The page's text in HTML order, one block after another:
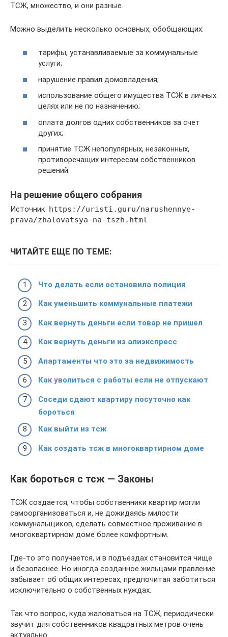
ТСЖ, множество, и они разные.
Можно выделить несколько основных, обобщающих:
тарифы, устанавливаемые за коммунальные
услуги;
нарушение правил домовладения;
использование общего имущества ТСЖ в личных
целях или не по назначению;
оплата долгов одних собственников за счет
других;
принятие ТСЖ непопулярных, незаконных,
противоречащих интересам собственников
решений.
На решение общего собрания
Источник: https://uristi.guru/narushennye-
prava/zhalovatsya-na-tszh.html
ЧИТАЙТЕ ЕЩЕ ПО ТЕМЕ:
Что делать если остановила полиция
Как уменьшить коммунальные платежи
Как вернуть деньги если товар не пришел
Как вернуть деньги из алиэкспресс
Апартаменты что это за недвижимость
Как уволиться с работы если не отпускают
Соседи сдают квартиру посуточно как
бороться
Как выйти из тсж
Как создать тсж в многоквартирном доме
Как бороться с тсж — Законы
ТСЖ создается, чтобы собственники квартир могли
самоорганизоваться и, не дожидаясь милости
коммунальщиков, сделать совместное проживание в
многоквартирном доме более комфортным.
Где-то это получается, и в подъездах становится чище
и безопаснее. Но иногда созданное жильцами правление
забывает об общих интересах, предпочитая заботиться
исключительно о собственных нуждах.
Так что вопрос, куда жаловаться на ТСЖ, периодически
звучит для собственников квадратных метров очень
актуально.